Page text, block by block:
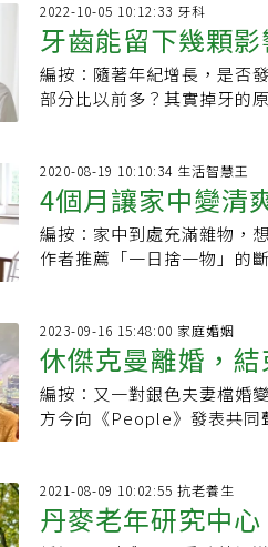
2022-10-05 10:12:33 牙科
牙齒能留下幾顆
要留意的口腔保健
編按：隨著年紀增長，是否
部分比以前多？其實掉牙的
2020-08-19 10:10:34 生活智慧王
4個月讓家中變清
術，家和心都更
編按：家中到處充滿雜物，
作者推薦「一日捨一物」的
2023-09-16 15:48:00 家庭婚姻
休傑克曼離婚，
夫婦還有愛嗎？
編按：又一對銀色夫妻檔婚
方今向《People》發表共同
2021-08-09 10:02:55 抗老養生
丹麥老年研究中